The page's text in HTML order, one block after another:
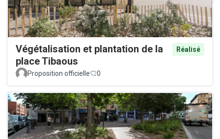
Végétalisation et plantation de la
place Tibaous
Réalisé
Proposition officielle 0